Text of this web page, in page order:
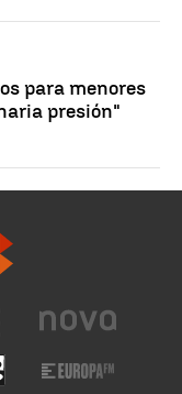
para menores
presión"